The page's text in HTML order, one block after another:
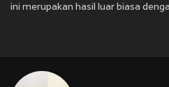
ini merupakan hasil luar biasa